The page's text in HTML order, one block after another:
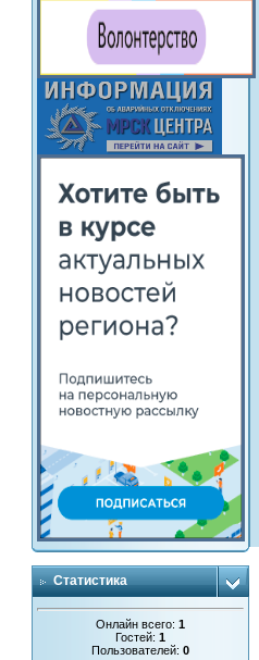
Статистика
Онлайн всего:1
Гостей:1
Пользователей:0